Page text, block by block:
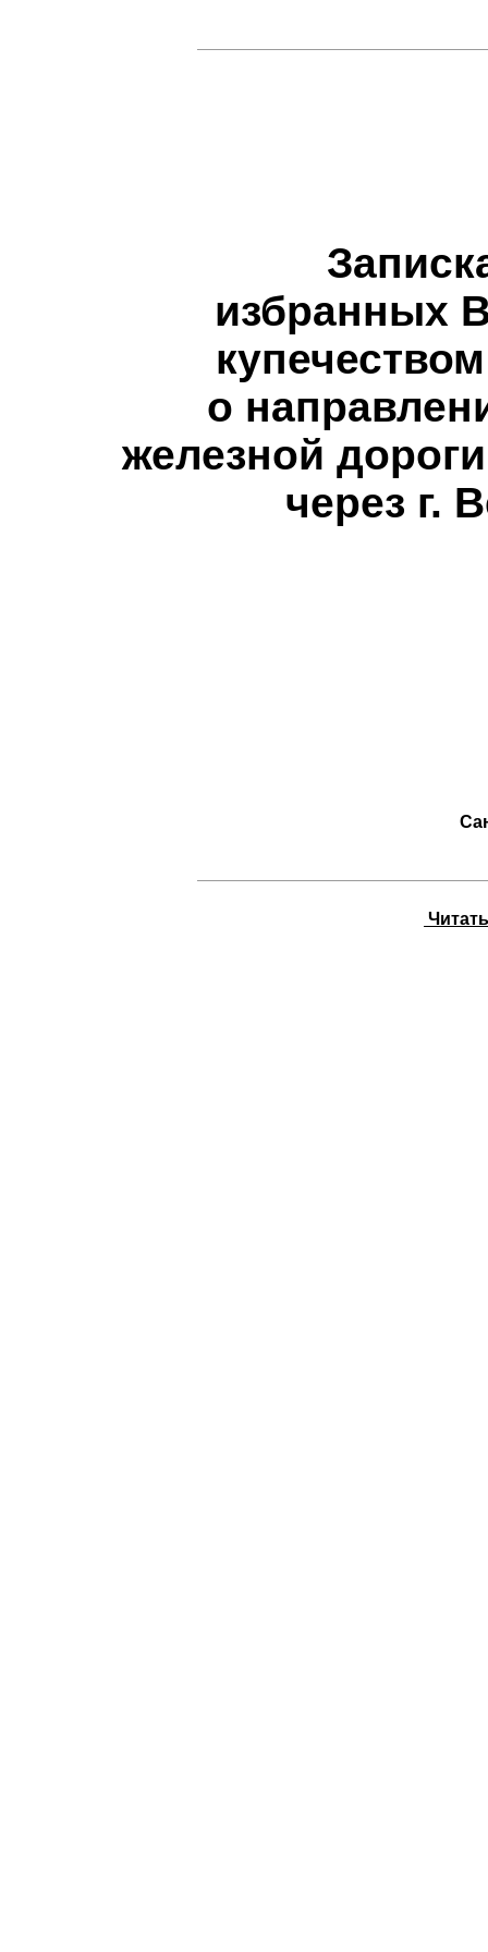
избранных
о
железной
через г.